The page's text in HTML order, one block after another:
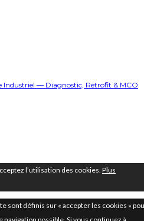
— Diagnostic, Rétrofit & MCO
l’utilisation des cookies. Plus
sont définis sur « accepter les cookies »